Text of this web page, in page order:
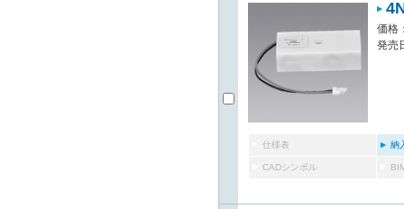
価格
発売
仕様表 納
CADシンボル